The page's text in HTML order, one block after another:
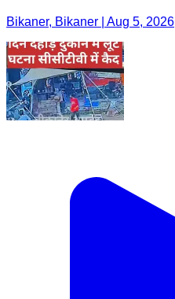
Bikaner, Bikaner | Aug 5, 2026